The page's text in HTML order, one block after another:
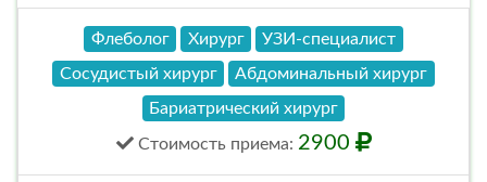
Флеболог Хирург
УЗИ-специалист
Сосудистый хирург
Абдоминальный хирург
Бариатрический хирург
Стоимость приема: 2900